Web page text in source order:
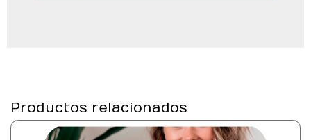
Productos relacionados